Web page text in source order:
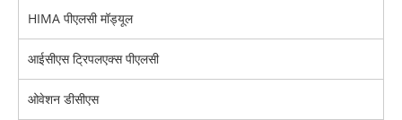
HIMA पीएलसी मॉड्यूल
आईसीएस ट्रिपलएक्स पीएलसी
ओवेशन डीसीएस